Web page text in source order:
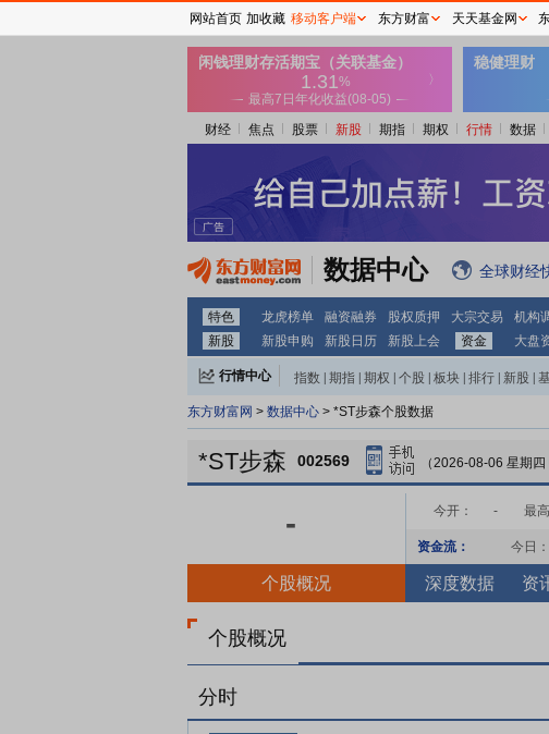
财经 焦点 股票 新股 期指 期权 行情 数据
数据中心 全球财经
特色 龙虎榜单 融资融券 股权质押 大宗交易 机构
新股
新股申购 新股日历 新股上会 资金 大盘
行情中心 指数 期指 期权 个股 板块 排行 新股
东方财富网 > 数据中心 > *ST步森个股数据
*ST步森 002569 （2026-08-06 星期四
- 今开： - 最高
资金流： 今日
个股概况 深度数据 资
个股概况
分时
网站首页 加收藏 移动客户端 东方财富 天天基金网